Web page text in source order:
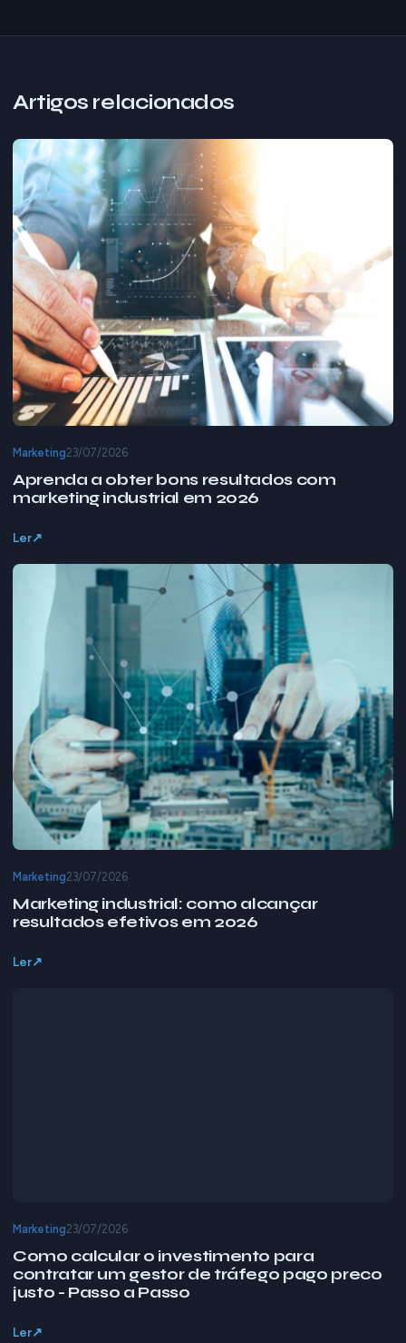
Artigos relacionados
Marketing23/07/2026
Aprenda a obter bons resultados com
marketing industrial em 2026
Ler
Marketing23/07/2026
Marketing industrial: como alcançar
resultados efetivos em 2026
Ler
Marketing23/07/2026
Como calcular o investimento para
contratar um gestor de tráfego pago preco
justo - Passo a Passo
Ler